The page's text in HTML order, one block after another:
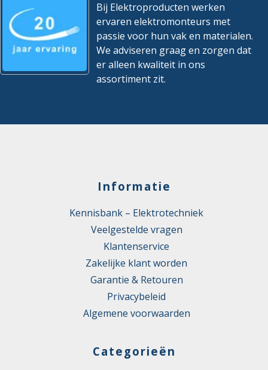
Bij Elektroproducten werken
ervaren elektromonteurs met
passie voor hun vak en materialen.
We adviseren graag en zorgen dat
er alleen kwaliteit in ons
assortiment zit.
Informatie
Kennisbank – Elektrotechniek
Veelgestelde vragen
Klantenservice
Zakelijke klant worden
Garantie & Retouren
Privacybeleid
Algemene voorwaarden
Categorieën